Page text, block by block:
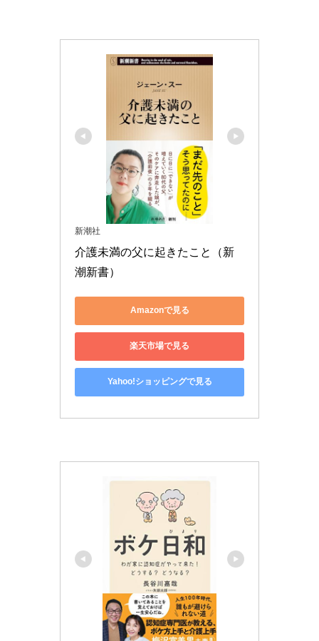
新潮社
介護未満の父に起きたこと（新
潮新書）
Amazonで見る
楽天市場で見る
Yahoo!ショッピングで見る